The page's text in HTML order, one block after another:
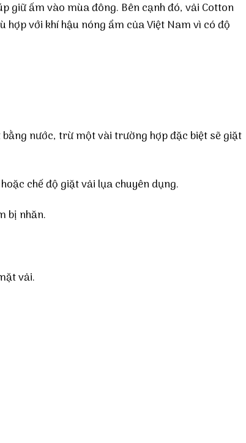
giữ ấm vào mùa đông. Bên cạnh đó, vải Cotton
hợp với khí hậu nóng ẩm của Việt Nam vì có độ
nước, trừ một vài trường hợp đặc biệt sẽ giặt
chế độ giặt vải lụa chuyên dụng.
bị nhăn.
vải.